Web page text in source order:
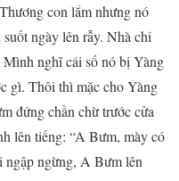
con lắm nhưng nó
ngày lên rẫy. Nhà chỉ
nghĩ cái số nó bị Yàng
gì. Thôi thì mặc cho Yàng
đứng chần chừ trước cửa
lên tiếng: “A Bưm, mày có
ngập ngừng, A Bưm lên